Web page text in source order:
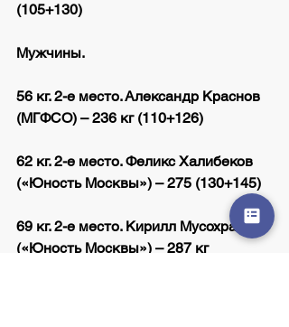
(105+130)
Мужчины.
56 кг. 2-е место. Александр Краснов
(МГФСО) – 236 кг (110+126)
62 кг. 2-е место. Феликс Халибеков
(«Юность Москвы») – 275 (130+145)
69 кг. 2-е место. Кирилл Мусохранов
(«Юность Москвы») – 287 кг